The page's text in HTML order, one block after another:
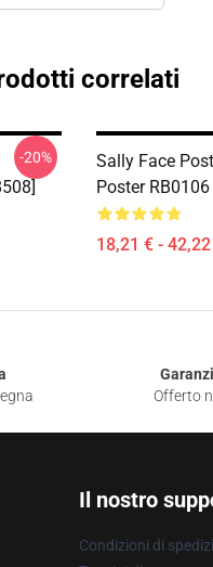
correlati
-20%
Sally Face
Poster
18,21 € -
Offerto
Il nostro
Condizioni di